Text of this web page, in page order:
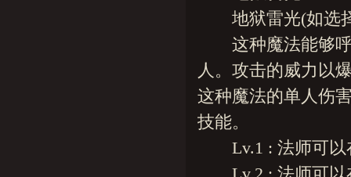
地狱雷光(如选择
这种魔法能够呼
人。攻击的威力以
这种魔法的单人伤
技能。
Lv.1 : 法师可以